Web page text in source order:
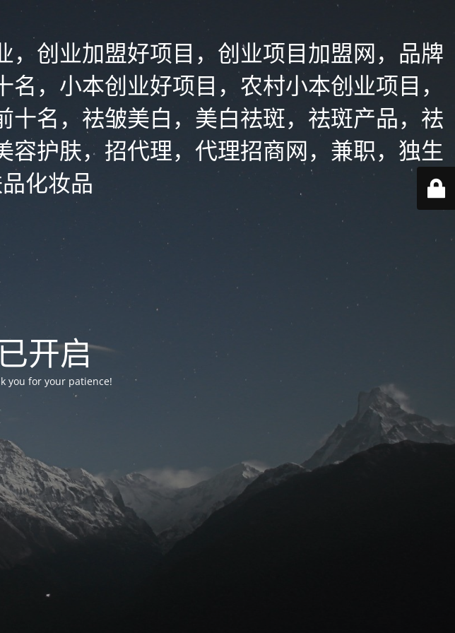
创业加盟好项目，创业项目加盟网，品牌
，小本创业好项目，农村小本创业项目，
名，祛皱美白，美白祛斑，祛斑产品，祛
护肤，招代理，代理招商网，兼职，独生
化妆品
开启
you for your patience!